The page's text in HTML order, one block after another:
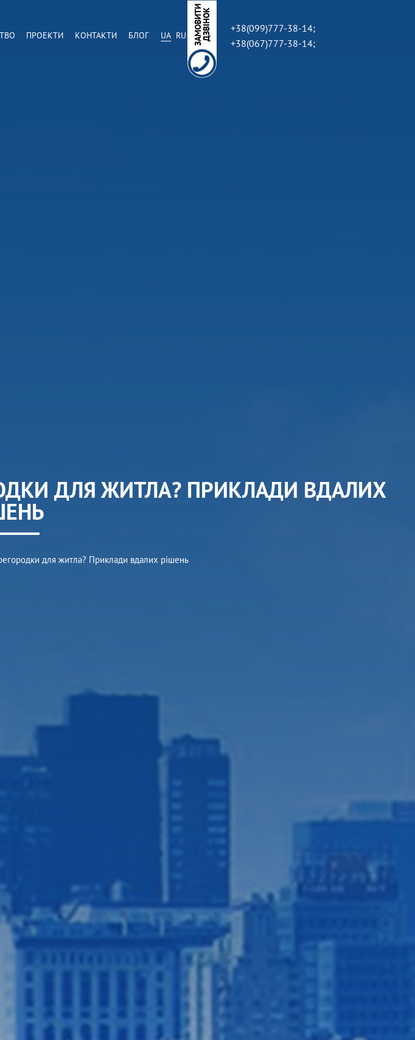
З
А
М
О
В
И
Т
И
Д
З
В
І
Н
ОК
+38(099)777-38-14;
+38(067)777-38-14;
ПРОЕКТИ КОНТАКТИ БЛОГ UA RU
ДЛЯ ЖИТЛА? ПРИКЛАДИ ВДАЛИХ
для житла? Приклади вдалих рішень